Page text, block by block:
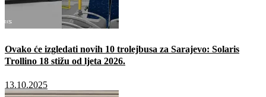
Ovako će izgledati novih 10 trolejbusa za Sarajevo: Solaris
Trollino 18 stižu od ljeta 2026.
13.10.2025